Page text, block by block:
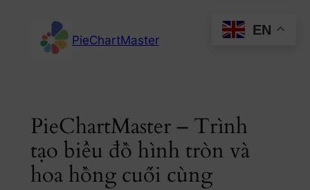
content
PieChartMaster
PieChartMaster – Trình
tạo biểu đồ hình tròn và
hoa hồng cuối cùng
EN